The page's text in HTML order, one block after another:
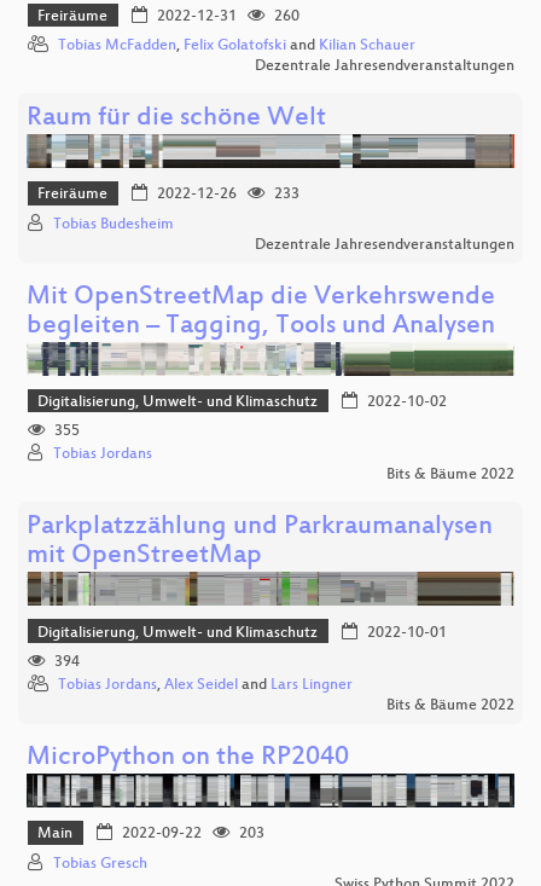
Freiräume 2022-12-31
260
Tobias McFadden, Felix Golatofski and Kilian Schauer
Dezentrale Jahresendveranstaltungen
Raum für die schöne Welt
Freiräume 2022-12-26
233
Tobias Budesheim
Dezentrale Jahresendveranstaltungen
Mit OpenStreetMap die Verkehrswende
begleiten – Tagging, Tools und Analysen
Digitalisierung, Umwelt- und Klimaschutz
2022-10-02
355
Tobias Jordans
Bits & Bäume 2022
Parkplatzzählung und Parkraumanalysen
mit OpenStreetMap
Digitalisierung, Umwelt- und Klimaschutz
2022-10-01
394
Tobias Jordans, Alex Seidel and Lars Lingner
Bits & Bäume 2022
MicroPython on the RP2040
Main 2022-09-22
203
Tobias Gresch